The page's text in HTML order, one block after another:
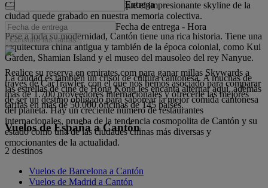
CTF Finance Center, ha hecho que el impresionante skyline de la
ciudad quede grabado en nuestra memoria colectiva.
Pese a toda su modernidad, Cantón tiene una rica historia. Tiene una
arquitectura china antigua y también de la época colonial, como Kui
Garden, Shamian Island y el museo del mausoleo del rey Nanyue.
La ciudad es también un crisol de cultura cantonesa. A muchas de
las estrellas de cine de Hong Kong les encanta alternar aquí, además
de ser un destino obligado para saborear la mejor comida cantonesa
del planeta. Hay un creciente número de restaurantes
internacionales, prueba de la tendencia cosmopolita de Cantón y su
estado como una de las ciudades chinas más diversas y
emocionantes de la actualidad.
Entrega
Fecha de entrega - Hora
Consulte las tarifas
Realice su reserva en emirates.com para ganar millas Skywards a
través de CarTrawler, con el que nos hemos asociado para comparar
más de 1.700 proveedores internacionales y ofrecerle las mejores
tarifas en más de 50.000 oficinas de 145 países.
Vuelos de España a Cantón
2 destinos
Vuelos de Barcelona a Cantón
Vuelos de Madrid a Cantón